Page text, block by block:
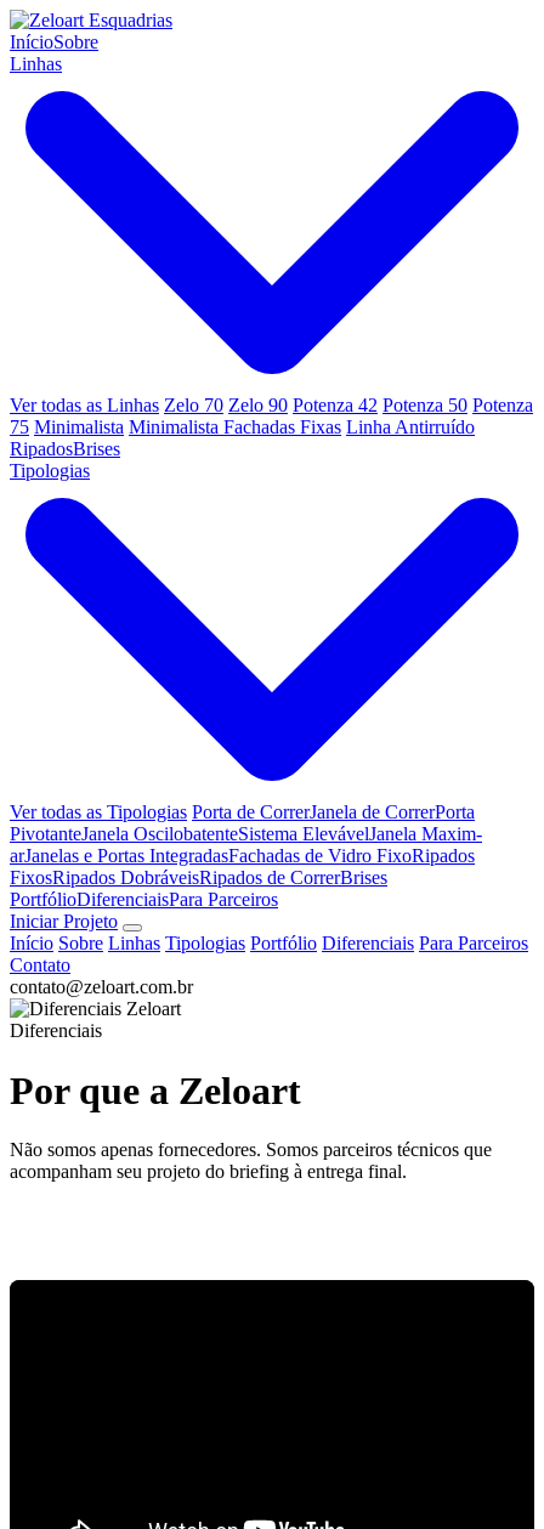
InícioSobre
Linhas
Ver todas as Linhas Zelo 70 Zelo 90 Potenza 42 Potenza 50 Potenza
75 Minimalista Minimalista Fachadas Fixas Linha Antirruído
RipadosBrises
Tipologias
Ver todas as Tipologias Porta de CorrerJanela de CorrerPorta
PivotanteJanela OscilobatenteSistema ElevávelJanela Maxim-
arJanelas e Portas IntegradasFachadas de Vidro FixoRipados
FixosRipados DobráveisRipados de CorrerBrises
PortfólioDiferenciaisPara Parceiros
Iniciar Projeto
Início Sobre Linhas Tipologias Portfólio Diferenciais Para Parceiros
Contato
contato@zeloart.com.br
Diferenciais
Por que a Zeloart
Não somos apenas fornecedores. Somos parceiros técnicos que
acompanham seu projeto do briefing à entrega final.